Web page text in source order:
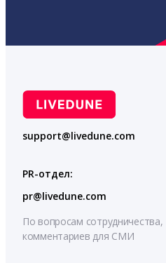
support@livedune.com
PR-отдел:
pr@livedune.com
По вопросам сотрудничества,
комментариев для СМИ